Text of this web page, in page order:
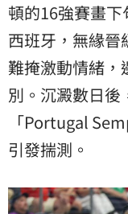
頓的16強賽畫
西班牙，無緣晉
難掩激動情緒，
別。沉澱數日後
「Portugal
引發揣測。